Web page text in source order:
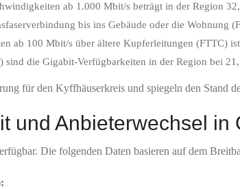
ab 1.000 Mbit/s beträgt in der Region
bis ins Gebäude oder die Wohnung
ab 100 Mbit/s über ältere Kupferleitungen (FTTC)
die Gigabit-Verfügbarkeiten in der Region bei
für den Kyffhäuserkreis und spiegeln den Stand
und Anbieterwechsel in
Die folgenden Daten basieren auf dem